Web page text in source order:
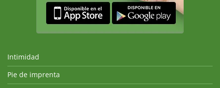
Intimidad
Pie de imprenta